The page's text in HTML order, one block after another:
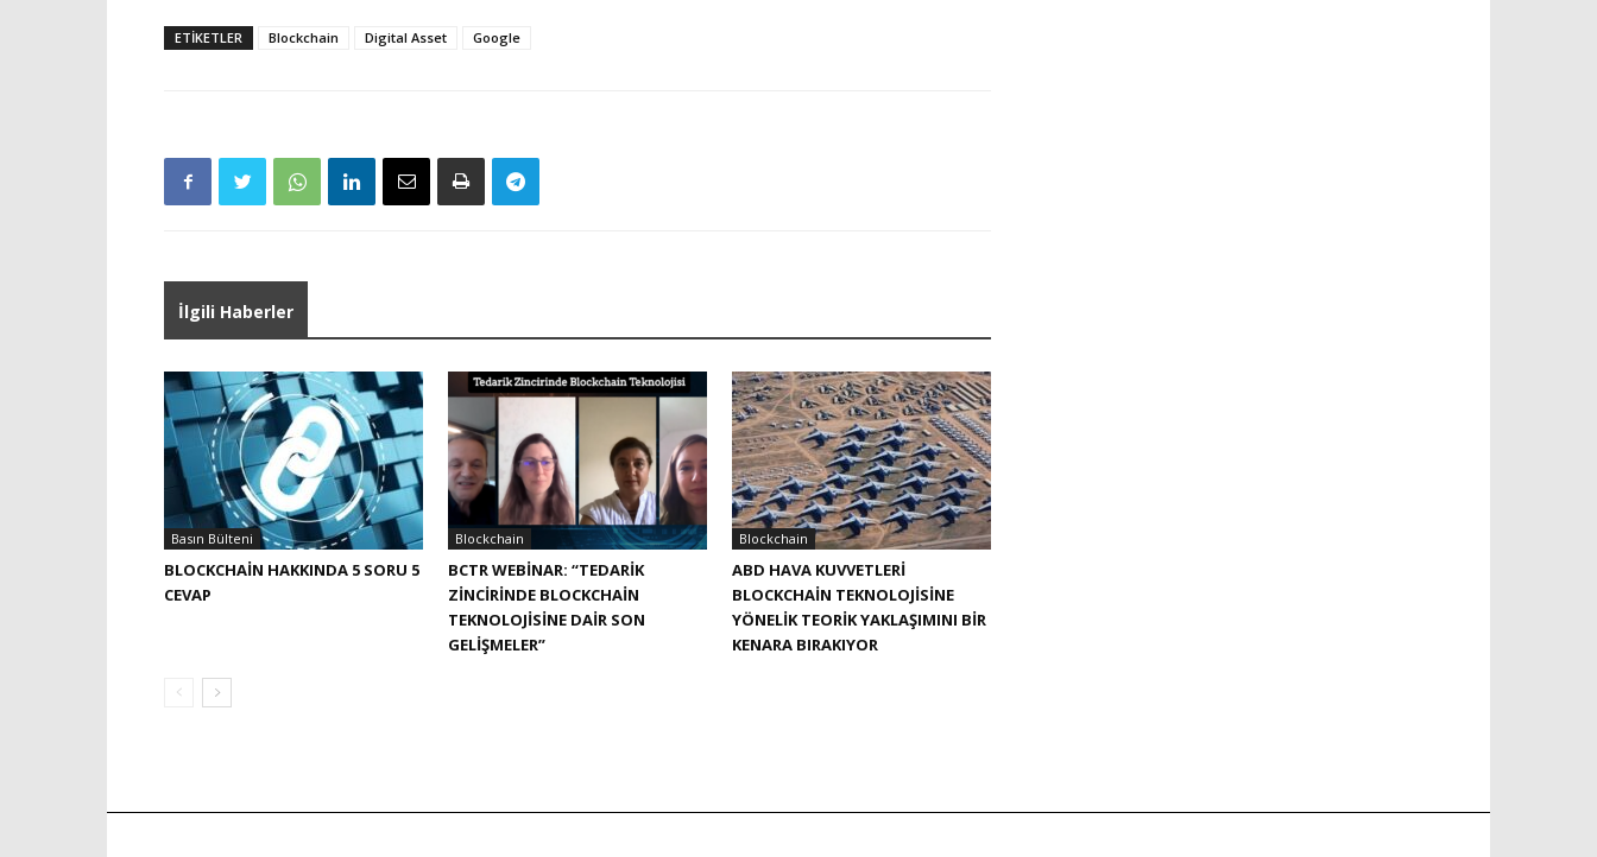
ETIKETLER Blockchain Digital Asset Google
İlgili Haberler
Basın Bülteni
BLOCKCHAIN HAKKINDA 5 SORU 5
CEVAP
Blockchain
BCTR WEBINAR: “TEDARIK
ZINCIRINDE BLOCKCHAIN
TEKNOLOJISINE DAIR SON
GELIŞMELER”
Blockchain
ABD HAVA KUVVETLERI
BLOCKCHAIN TEKNOLOJISINE
YÖNELIK TEORIK YAKLAŞIMINI BIR
KENARA BIRAKIYOR